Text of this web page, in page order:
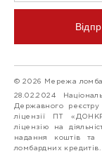
© 2026 Мережа
28.02.2024
Державного
ліцензії ПТ
ліцензію на
надання коштів та
ломбардних кредитів.